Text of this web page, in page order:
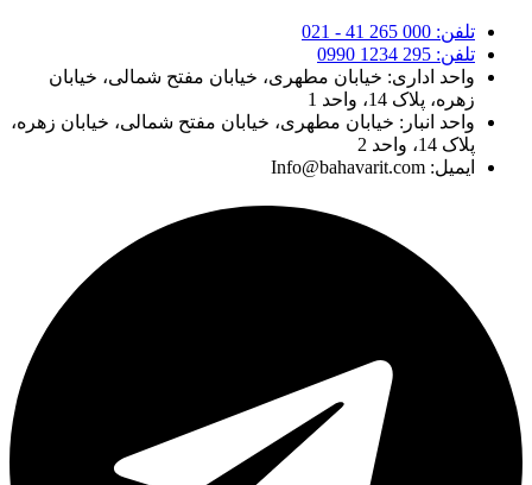
تلفن: 000 265 41 - 021
تلفن: 295 1234 0990
واحد اداری: خیابان مطهری، خیابان مفتح شمالی، خیابان
زهره، پلاک 14، واحد 1
واحد انبار: خیابان مطهری، خیابان مفتح شمالی، خیابان زهره،
پلاک 14، واحد 2
ایمیل: Info@bahavarit.com